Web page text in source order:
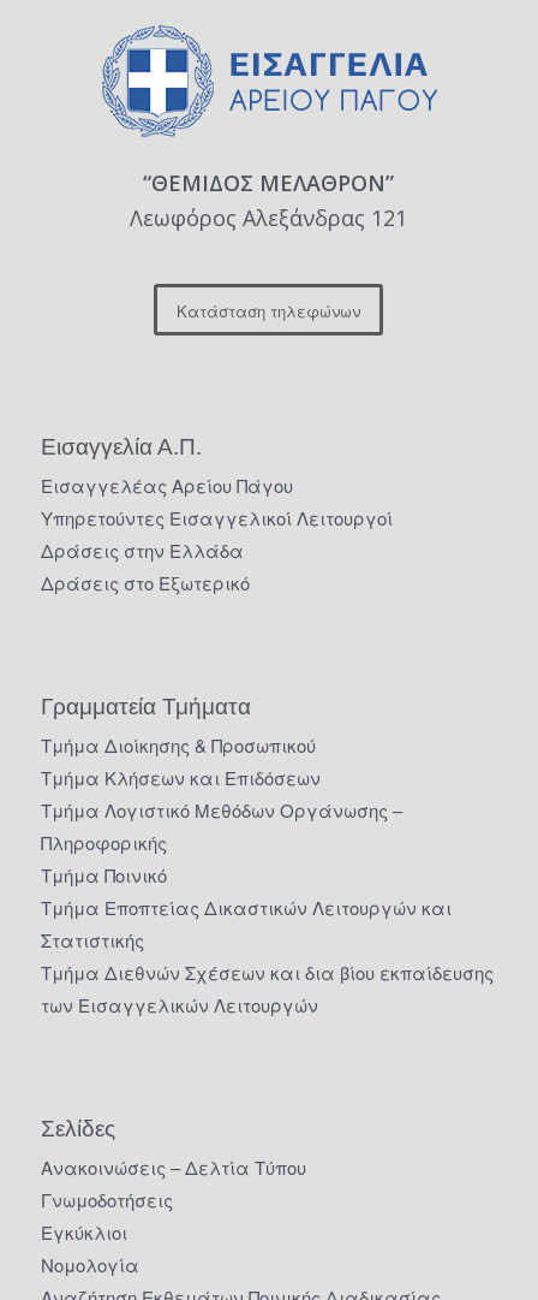
“ΘΕΜΙΔΟΣ ΜΕΛΑΘΡΟΝ”
Λεωφόρος Αλεξάνδρας 121
Κατάσταση τηλεφώνων
Εισαγγελία Α.Π.
Εισαγγελέας Αρείου Πάγου
Υπηρετούντες Εισαγγελικοί Λειτουργοί
Δράσεις στην Ελλάδα
Δράσεις στο Εξωτερικό
Γραμματεία Τμήματα
Τμήμα Διοίκησης & Προσωπικού
Τμήμα Κλήσεων και Επιδόσεων
Τμήμα Λογιστικό Μεθόδων Οργάνωσης –
Πληροφορικής
Τμήμα Ποινικό
Τμήμα Εποπτείας Δικαστικών Λειτουργών και
Στατιστικής
Τμήμα Διεθνών Σχέσεων και δια βίου εκπαίδευσης
των Εισαγγελικών Λειτουργών
Σελίδες
Ανακοινώσεις – Δελτία Τύπου
Γνωμοδοτήσεις
Εγκύκλιοι
Νομολογία